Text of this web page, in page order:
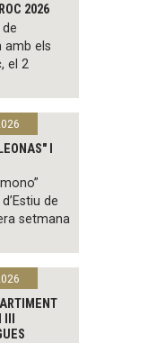
2026
amb els
el 2
I
de
setmana